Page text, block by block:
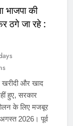
भाजपा की
ठगे जा रहे :
खरीदी और खाद
हुए, सरकार
के लिए मजबूर
2026। पूर्व